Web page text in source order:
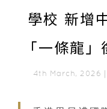
學校 新增
「一條龍
4th March, 2026｜